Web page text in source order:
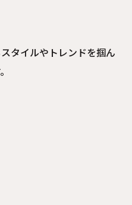
タイルやトレンドを掴ん